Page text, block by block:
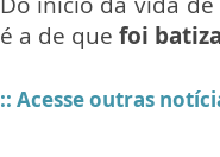
é a de que foi
:: Acesse outras